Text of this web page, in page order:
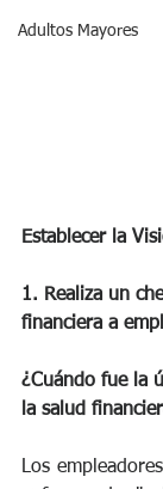
Adultos Mayores
Establecer la
1. Realiza un
financiera a
¿Cuándo fue la
la salud
Los